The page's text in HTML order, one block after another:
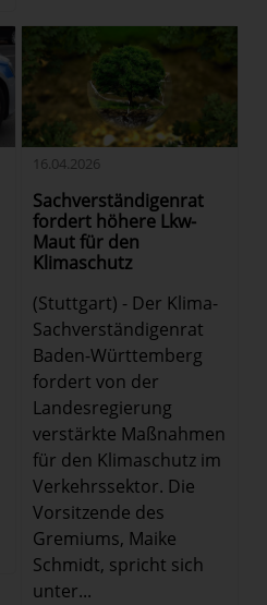
16.04.2026
Sachverständigenrat
fordert höhere Lkw-
Maut für den
Klimaschutz
(Stuttgart) - Der Klima-
Sachverständigenrat
Baden-Württemberg
fordert von der
Landesregierung
verstärkte Maßnahmen
für den Klimaschutz im
Verkehrssektor. Die
Vorsitzende des
Gremiums, Maike
Schmidt, spricht sich
unter...